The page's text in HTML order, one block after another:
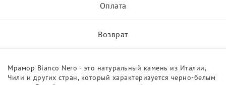
Оплата
Возврат
Мрамор Bianco Nero - это натуральный камень из Италии,
Чили и других стран, который характеризуется черно-белым